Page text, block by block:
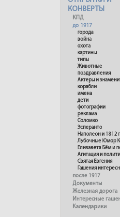
КОНВЕРТЫ
КПД
до 1917
города
война
охота
картины
типы
Животные
поздравления
Актеры и
корабли
имена
дети
фотографии
реклама
Соломко
Эсперанто
Наполеон и 1812
Лубочные Юмор
Елизавета Бём и
Агитация и
Святая Евгения
Гашения
после 1917
Документы
Железная дорога
Интересные
Календарики